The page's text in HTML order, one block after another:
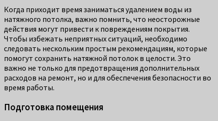
Когда приходит время заниматься удалением воды из
натяжного потолка, важно помнить, что неосторожные
действия могут привести к повреждениям покрытия.
Чтобы избежать неприятных ситуаций, необходимо
следовать нескольким простым рекомендациям, которые
помогут сохранить натяжной потолок в целости. Это
важно не только для предотвращения дополнительных
расходов на ремонт, но и для обеспечения безопасности во
время работы.
Подготовка помещения